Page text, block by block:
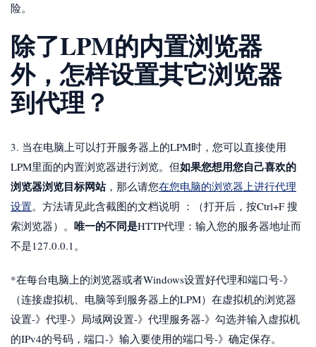
险。
除了LPM的内置浏览器
外，怎样设置其它浏览器
到代理？
3. 当在电脑上可以打开服务器上的LPM时，您可以直接使用
LPM里面的内置浏览器进行浏览。但如果您想用您自己喜欢的
浏览器浏览目标网站，那么请您在您电脑的浏览器上进行代理
设置。方法请见此含截图的文档说明 ：（打开后，按Ctrl+F 搜
索浏览器）。 唯一的不同是HTTP代理：输入您的服务器地址而
不是127.0.0.1。
*在每台电脑上的浏览器或者Windows设置好代理和端口号-》
（连接虚拟机、电脑等到服务器上的LPM）在虚拟机的浏览器
设置-》代理-》局域网设置-》代理服务器-》勾选并输入虚拟机
的IPv4的号码，端口-》输入要使用的端口号-》确定保存。